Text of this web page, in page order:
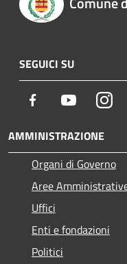
SEGUICI SU
Facebook Youtube
AMMINISTRAZIONE
Organi di Governo
Aree
Uffici
Enti e fondazioni
Politici